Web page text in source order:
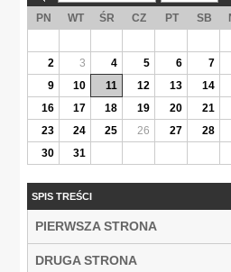
PN WT ŚR CZ PT SB
2
3 4 5 6 7
9
10 11 12 13 14
16
17 18 19 20 21
23
24 25 26 27 28
30
31
SPIS TREŚCI
PIERWSZA STRONA
DRUGA STRONA